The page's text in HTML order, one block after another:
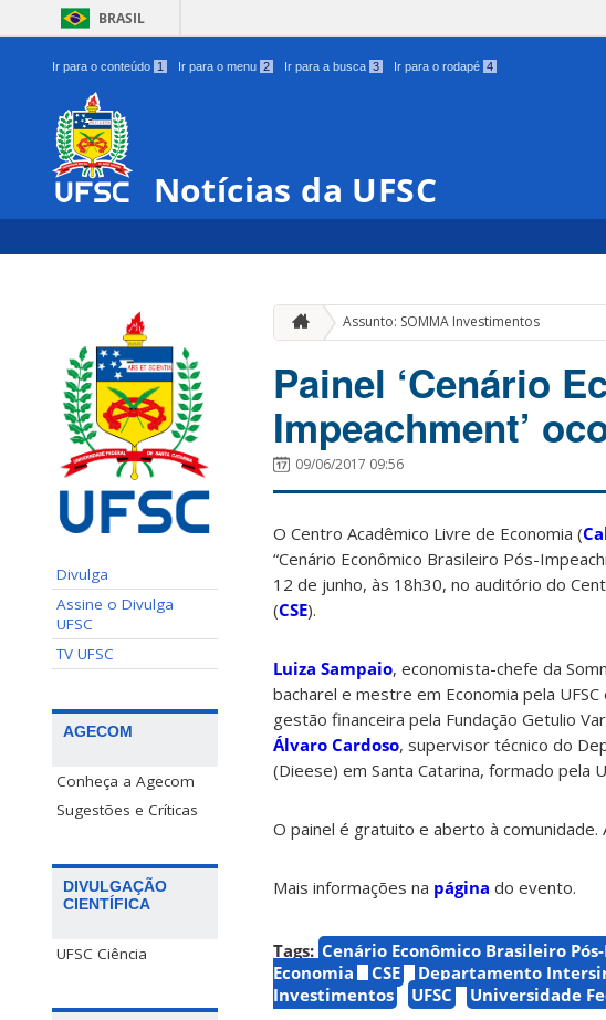
BRASIL
Ir para o conteúdo 1 Ir para o menu 2 Ir para a busca 3 Ir para o rodapé 4
Notícias da UFSC
Divulga
Assine o Divulga
UFSC
TV UFSC
AGECOM
Conheça a Agecom
Sugestões e Críticas
DIVULGAÇÃO
CIENTÍFICA
UFSC Ciência
Assunto: SOMMA Investimentos
Painel ‘Cenário
Impeachment’
09/06/2017 09:56
O Centro Acadêmico Livre de Economia (
“Cenário Econômico Brasileiro Pós-
12 de junho, às 18h30, no auditório do
(CSE).
Luiza Sampaio, economista-chefe da
bacharel e mestre em Economia pela
gestão financeira pela Fundação Getulio
Álvaro Cardoso, supervisor técnico do
(Dieese) em Santa Catarina, formado pela
O painel é gratuito e aberto à
Mais informações na página do evento.
Tags: Cenário Econômico Brasileiro
Economia
CSE Departamento
Investimentos
UFSC Universidade